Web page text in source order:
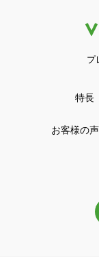
プ
特長
お客様の声